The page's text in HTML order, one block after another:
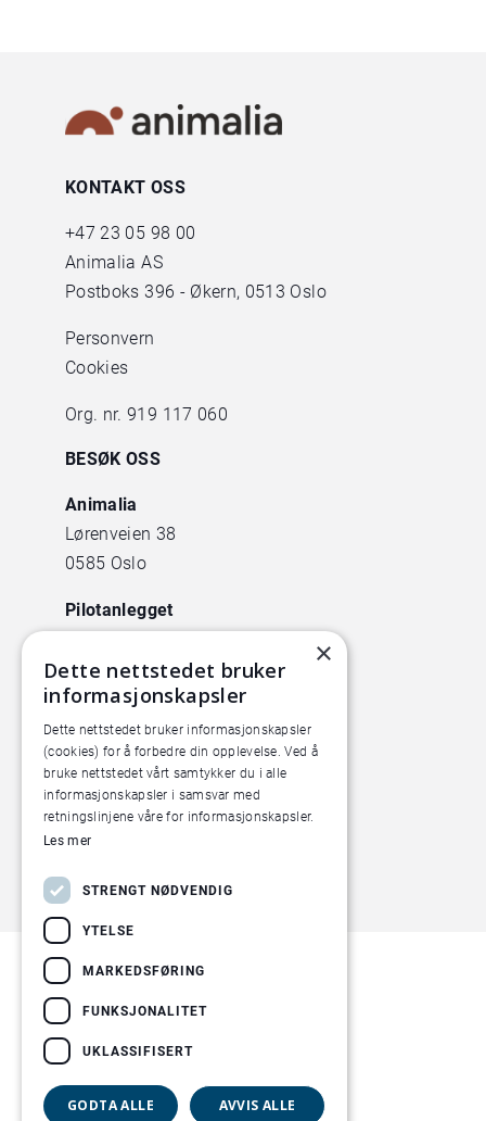
KONTAKT OSS
+47 23 05 98 00
Animalia AS
Postboks 396 - Økern, 0513 Oslo
Personvern
Cookies
Org. nr. 919 117 060
BESØK OSS
Animalia
Lørenveien 38
0585 Oslo
Pilotanlegget
inngang B
×
Dette nettstedet bruker
informasjonskapsler
Dette nettstedet bruker informasjonskapsler
(cookies) for å forbedre din opplevelse. Ved å
bruke nettstedet vårt samtykker du i alle
informasjonskapsler i samsvar med
retningslinjene våre for informasjonskapsler.
Les mer
STRENGT NØDVENDIG
YTELSE
MARKEDSFØRING
FUNKSJONALITET
UKLASSIFISERT
GODTA ALLE AVVIS ALLE